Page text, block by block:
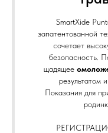
SmartXide
запатентованной
сочетает
безопасность.
щадящее
результатом
Показания для